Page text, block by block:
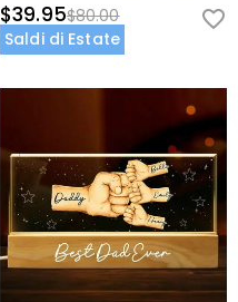
$39.95$80.00
Saldi di Estate